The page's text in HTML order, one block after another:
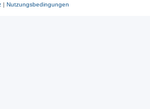
| Nutzungsbedingungen